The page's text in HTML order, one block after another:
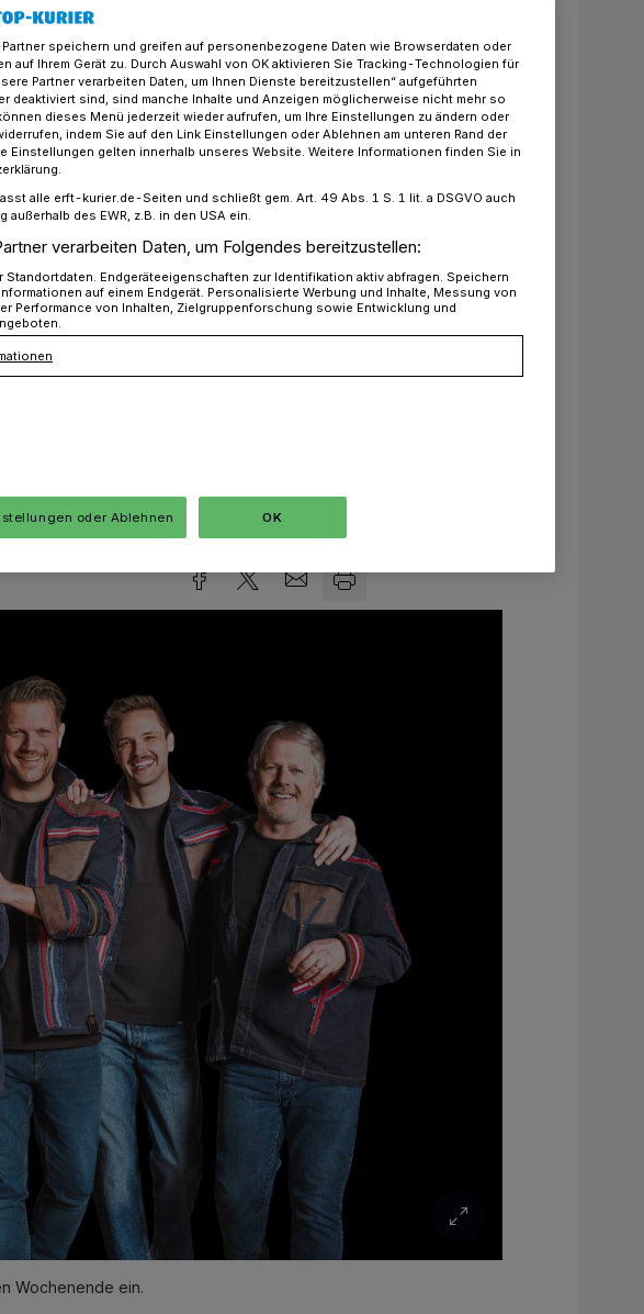
den Zillertalern gleich...
es den
vom 17. bis 19. Juli ein
in Grevenbroich.
Wochenende ein.
speichern und greifen auf personenbezogene Daten wie Browserdaten oder
auf Ihrem Gerät zu. Durch Auswahl von OK aktivieren Sie Tracking-Technologien für
Partner verarbeiten Daten, um Ihnen Dienste bereitzustellen“ aufgeführten
deaktiviert sind, sind manche Inhalte und Anzeigen möglicherweise nicht mehr so
dieses Menü jederzeit wieder aufrufen, um Ihre Einstellungen zu ändern oder
indem Sie auf den Link Einstellungen oder Ablehnen am unteren Rand der
Einstellungen gelten innerhalb unseres Website. Weitere Informationen finden Sie in
alle erft-kurier.de-Seiten und schließt gem. Art. 49 Abs. 1 S. 1 lit. a DSGVO auch
außerhalb des EWR, z.B. in den USA ein.
verarbeiten Daten, um Folgendes bereitzustellen:
Standortdaten. Endgeräteeigenschaften zur Identifikation aktiv abfragen. Speichern
auf einem Endgerät. Personalisierte Werbung und Inhalte, Messung von
Performance von Inhalten, Zielgruppenforschung sowie Entwicklung und
oder Ablehnen OK